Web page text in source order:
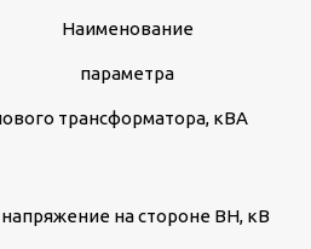
Наименование
параметра
трансформатора, кВА
на стороне ВН, кВ